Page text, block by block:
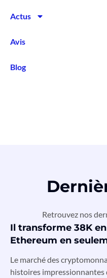
Actus
Avis
Blog
Retrouvez nos
Il transforme 38K
Ethereum en
Le marché des
histoires impressionnantes